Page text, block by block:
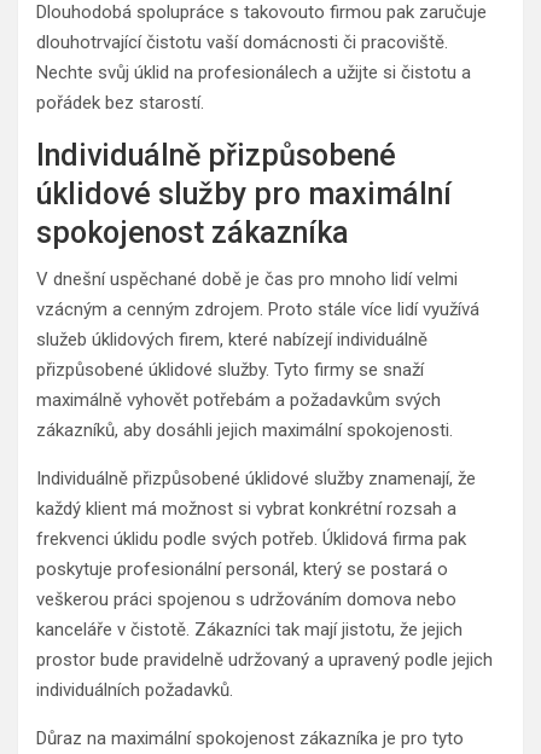
Dlouhodobá spolupráce s takovouto firmou pak zaručuje
dlouhotrvající čistotu vaší domácnosti či pracoviště.
Nechte svůj úklid na profesionálech a užijte si čistotu a
pořádek bez starostí.
Individuálně přizpůsobené
úklidové služby pro maximální
spokojenost zákazníka
V dnešní uspěchané době je čas pro mnoho lidí velmi
vzácným a cenným zdrojem. Proto stále více lidí využívá
služeb úklidových firem, které nabízejí individuálně
přizpůsobené úklidové služby. Tyto firmy se snaží
maximálně vyhovět potřebám a požadavkům svých
zákazníků, aby dosáhli jejich maximální spokojenosti.
Individuálně přizpůsobené úklidové služby znamenají, že
každý klient má možnost si vybrat konkrétní rozsah a
frekvenci úklidu podle svých potřeb. Úklidová firma pak
poskytuje profesionální personál, který se postará o
veškerou práci spojenou s udržováním domova nebo
kanceláře v čistotě. Zákazníci tak mají jistotu, že jejich
prostor bude pravidelně udržovaný a upravený podle jejich
individuálních požadavků.
Důraz na maximální spokojenost zákazníka je pro tyto